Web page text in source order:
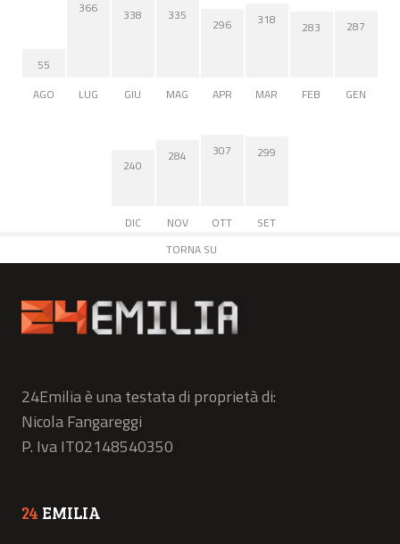
55
AGO
366
LUG
338
GIU
335
MAG
296
APR
318
MAR
283
FEB
287
GEN
240
DIC
284
NOV
307
OTT
299
SET
TORNA SU
24Emilia è una testata di proprietà di:
Nicola Fangareggi
P. Iva IT02148540350
24 EMILIA